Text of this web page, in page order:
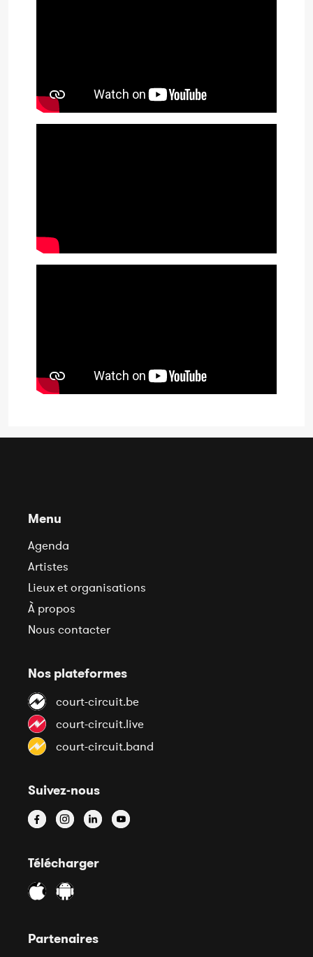
Menu
Agenda
Artistes
Lieux et organisations
À propos
Nous contacter
Nos plateformes
court-circuit.be
court-circuit.live
court-circuit.band
Suivez-nous
Télécharger
Partenaires